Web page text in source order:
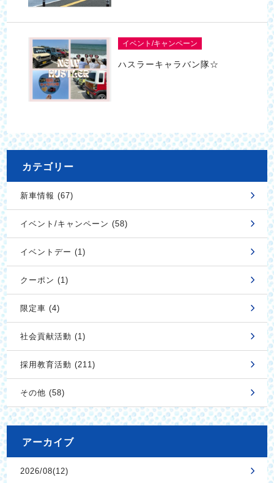
イベント/キャンペーン
ハスラーキャラバン隊☆
カテゴリー
新車情報 (67)
イベント/キャンペーン (58)
イベントデー (1)
クーポン (1)
限定車 (4)
社会貢献活動 (1)
採用教育活動 (211)
その他 (58)
アーカイブ
2026/08(12)